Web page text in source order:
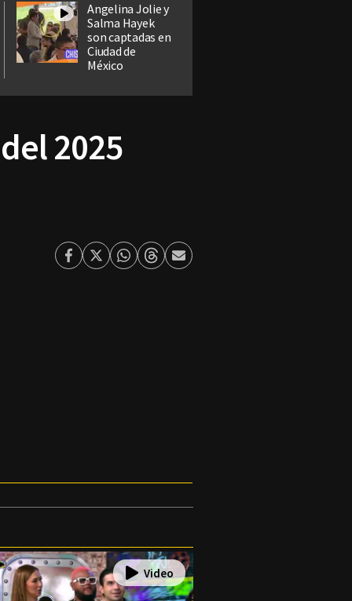
Angelina Jolie y
Salma Hayek
son captadas en
Ciudad de
México
2025
Facebook
TwitterWhatsapp
ThreadsEnviar